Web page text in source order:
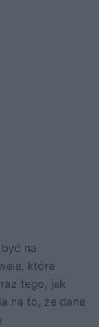
na
która
tego, jak
na to, że dane